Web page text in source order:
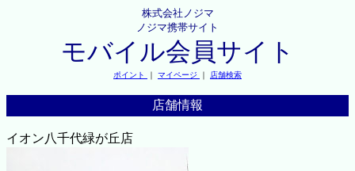
株式会社ノジマ
ノジマ携帯サイト
モバイル会員サイト
ポイント ｜ マイページ ｜ 店舗検索
店舗情報
イオン八千代緑が丘店